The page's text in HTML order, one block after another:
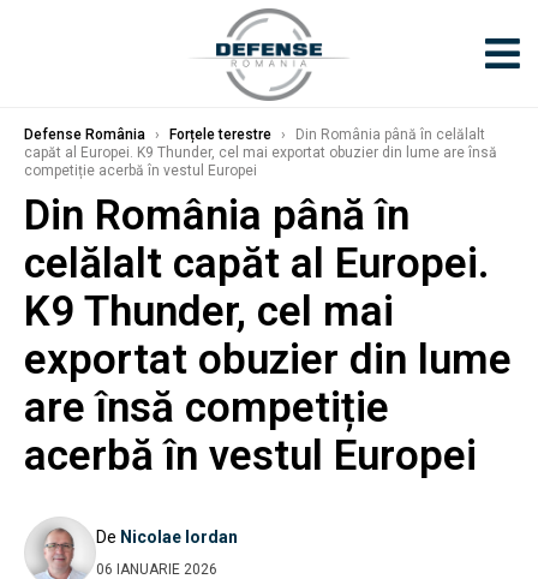
Defense România › Forțele terestre ›
Din România până în celălalt
capăt al Europei. K9 Thunder, cel mai exportat obuzier din lume are însă
competiție acerbă în vestul Europei
Din România până în
celălalt capăt al Europei.
K9 Thunder, cel mai
exportat obuzier din lume
are însă competiție
acerbă în vestul Europei
De Nicolae Iordan
06 IANUARIE 2026